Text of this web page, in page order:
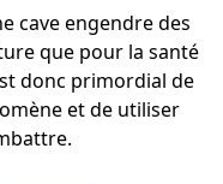
cave engendre des
que pour la santé
donc primordial de
et de utiliser